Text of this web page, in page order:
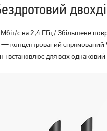
с на 2,4 ГГц / Збільшене
концентрований
і встановлює для всіх